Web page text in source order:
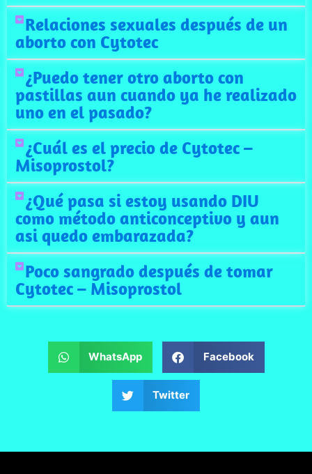
Relaciones sexuales después de un
aborto con Cytotec
¿Puedo tener otro aborto con
pastillas aun cuando ya he realizado
uno en el pasado?
¿Cuál es el precio de Cytotec –
Misoprostol?
¿Qué pasa si estoy usando DIU
como método anticonceptivo y aun
asi quedo embarazada?
Poco sangrado después de tomar
Cytotec – Misoprostol
WhatsApp Facebook
Twitter